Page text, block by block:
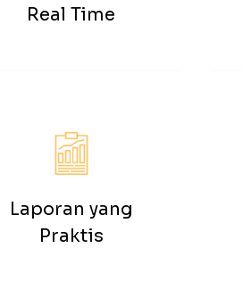
Real Time
Laporan yang
Praktis